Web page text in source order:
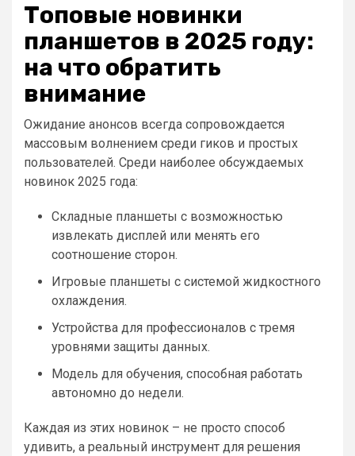
Топовые новинки
планшетов в 2025 году:
на что обратить
внимание
Ожидание анонсов всегда сопровождается
массовым волнением среди гиков и простых
пользователей. Среди наиболее обсуждаемых
новинок 2025 года:
Складные планшеты с возможностью
извлекать дисплей или менять его
соотношение сторон.
Игровые планшеты с системой жидкостного
охлаждения.
Устройства для профессионалов с тремя
уровнями защиты данных.
Модель для обучения, способная работать
автономно до недели.
Каждая из этих новинок – не просто способ
удивить, а реальный инструмент для решения